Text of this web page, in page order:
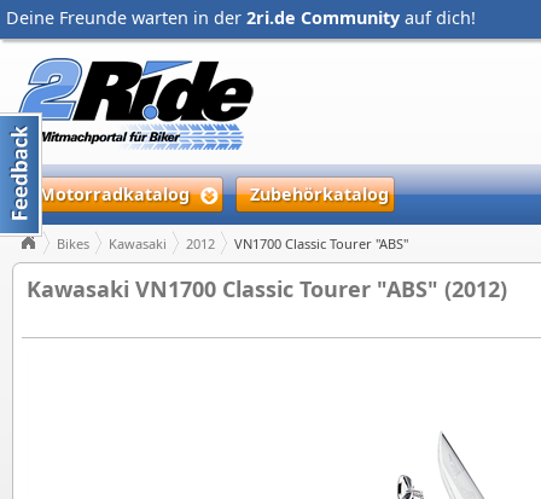
Deine Freunde warten in der 2ri.de Community auf dich!
Motorradkatalog Zubehörkatalog
Bikes Kawasaki 2012 VN1700 Classic Tourer "ABS"
Kawasaki VN1700 Classic Tourer "ABS" (2012)